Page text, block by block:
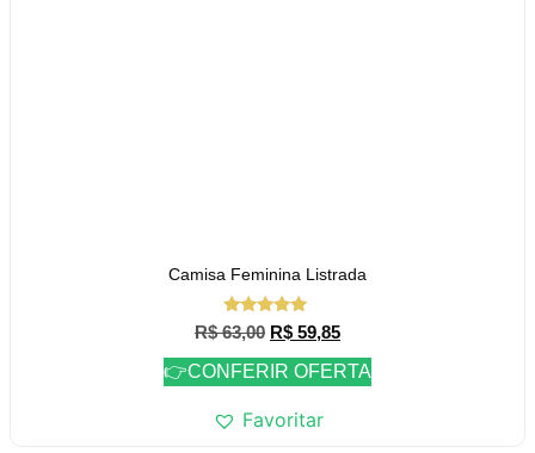
Camisa Feminina Listrada
Avaliação
5.00
de 5
R$63,00 R$ 59,85
👉CONFERIR OFERTA
Favoritar